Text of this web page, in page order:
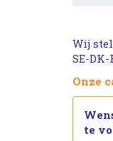
Wij
SE-DK-
Onze
te